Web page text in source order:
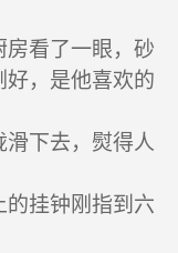
看了一眼，砂
，是他喜欢的
下去，熨得人
的挂钟刚指到六